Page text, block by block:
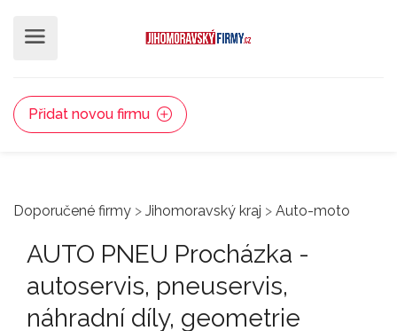
Přidat novou firmu
Doporučené firmy > Jihomoravský kraj > Auto-moto
AUTO PNEU Procházka -
autoservis, pneuservis,
náhradní díly, geometrie